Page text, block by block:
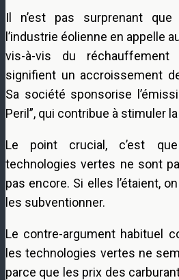
Il n’est pas surprenant
l’industrie éolienne en appelle
vis-à-vis du réchauffement
signifient un accroissement
Sa société sponsorise
Peril”, qui contribue à stimuler
Le point crucial, c’est
technologies vertes ne sont
pas encore. Si elles l’étaient,
les subventionner.
Le contre-argument habituel
les technologies vertes ne
parce que les prix des